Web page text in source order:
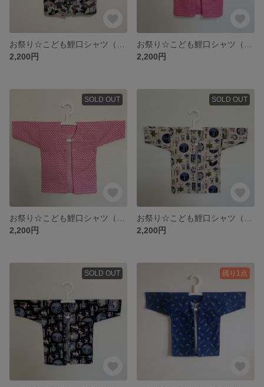
2,200円
2,200円
SOLD OUT
2,200円
SOLD OUT
2,200円
SOLD OUT 残り1点